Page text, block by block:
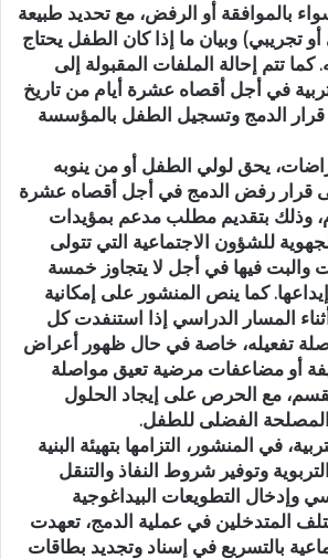
سواء بالموافقة أو الرفض، مع تحديد طبيعة
تجريبي) وبيان ما إذا كان الطفل يحتاج
تتم إحالة الملفات المقبولة إلى
في أجل أقصاه عشرة أيام من تاريخ
قرار الدمج وتسجيل الطفل بالمؤسسة
يحق لولي الطفل أو من ينوبه
قرار رفض الدمج في أجل أقصاه عشرة
وذلك بتقديم مطلب مدعم بمؤيدات
للشؤون الاجتماعية التي تتولى
والبت فيها في أجل لا يتجاوز خمسة
كما ينص المنشور على إمكانية
المسار الدراسي إذا استنفدت كل
تفعيله، خاصة في حال ظهور أعراض
أو مضاعفات مرضية تعيق مواصلة
مع الحرص على إيجاد الحلول
المصلحة الفضلى للطفل.
في المنشور، التزامها بتهيئة البنية
وتوفير شروط النفاذ والتنقل
وإدخال التطويعات البيداغوجية
المتدخلين في عملية الدمج، تعهدت
بالتسريع في إسناد وتجديد بطاقات